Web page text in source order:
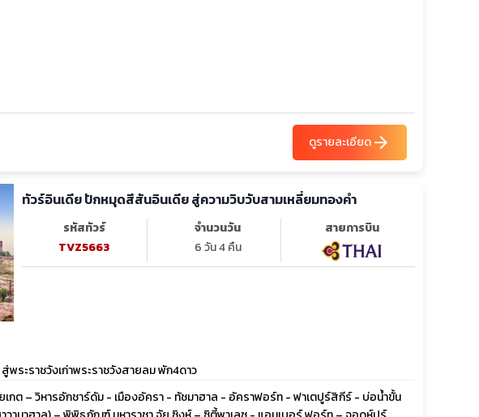
ดูรายละเอียดarrow_forward
ทัวร์อินเดีย ปักหมุดสีสันอินเดีย สู่ความวิบวับสามเหลี่ยมทองคำ
รหัสทัวร์
TVZ5663
จำนวนวัน
6 วัน 4 คืน
สายการบิน
ระราชวังเก่าพระราชวังสายลม พัก4ดาว
กต – วิหารอักชาร์ดัม - เมืองอัครา - ทัชมาฮาล - อัคราฟอร์ท - ฟาเตปูร์สิกีร์ - บ่อน้ำขั้น